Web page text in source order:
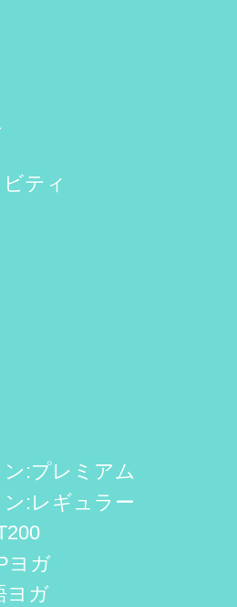
ティ
:プレミアム
:レギュラー
ヨガ
ヨガ